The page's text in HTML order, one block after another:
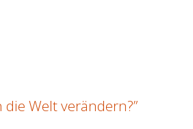
die Welt verändern?”